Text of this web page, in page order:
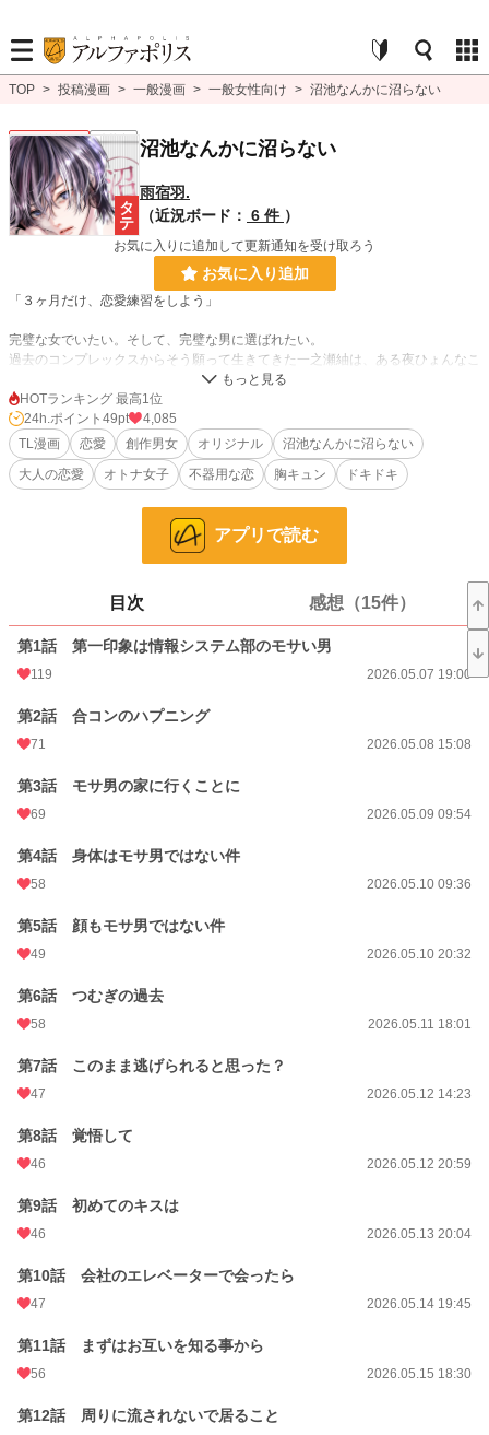
TOP > 投稿漫画 > 一般漫画 > 一般女性向け > 沼池なんかに沼らない
一般女性向け 連載中 沼池なんかに沼らない
雨宿羽.
（近況ボード： 6 件 ）
お気に入りに追加して更新通知を受け取ろう
お気に入り追加
「３ヶ月だけ、恋愛練習をしよう」
完璧な女でいたい。そして、完璧な男に選ばれたい。
過去のコンプレックスからそう願って生きてきた一之瀬紬は、ある夜ひょんなこ
とから、冴えない眼鏡姿の情報システム部・沼池朝李と一夜を共にすることに。
秘密を共有した2人の、期限付きの関係が始まる-----。
漫画 64 位 / 8,557 件
31 位 / 2,539 件
更新日時 2026.07.28 12:02
年間ポイント
累計ポイント 56,451 pt (519 位)
HOTランキング 最高1位
24h.ポイント 49pt
4,085
TL漫画
恋愛 創作男女 オリジナル
沼池なんかに沼らない
大人の恋愛
オトナ女子 不器用な恋 胸キュン ドキドキ
アプリで読む
目次 感想（15件）
第1話 第一印象は情報システム部のモサい男
119 2026.05.07 19:00
第2話 合コンのハプニング
71 2026.05.08 15:08
第3話 モサ男の家に行くことに
69 2026.05.09 09:54
第4話 身体はモサ男ではない件
58 2026.05.10 09:36
第5話 顔もモサ男ではない件
49 2026.05.10 20:32
第6話 つむぎの過去
58 2026.05.11 18:01
第7話 このまま逃げられると思った？
47 2026.05.12 14:23
第8話 覚悟して
46 2026.05.12 20:59
第9話 初めてのキスは
46 2026.05.13 20:04
第10話 会社のエレベーターで会ったら
47 2026.05.14 19:45
第11話 まずはお互いを知る事から
56 2026.05.15 18:30
第12話 周りに流されないで居ること